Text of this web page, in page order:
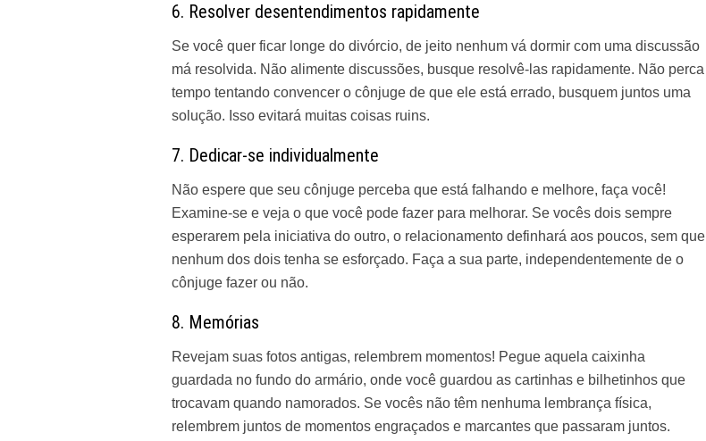
6. Resolver desentendimentos rapidamente
Se você quer ficar longe do divórcio, de jeito nenhum vá dormir com uma discussão
má resolvida. Não alimente discussões, busque resolvê-las rapidamente. Não perca
tempo tentando convencer o cônjuge de que ele está errado, busquem juntos uma
solução. Isso evitará muitas coisas ruins.
7. Dedicar-se individualmente
Não espere que seu cônjuge perceba que está falhando e melhore, faça você!
Examine-se e veja o que você pode fazer para melhorar. Se vocês dois sempre
esperarem pela iniciativa do outro, o relacionamento definhará aos poucos, sem que
nenhum dos dois tenha se esforçado. Faça a sua parte, independentemente de o
cônjuge fazer ou não.
8. Memórias
Revejam suas fotos antigas, relembrem momentos! Pegue aquela caixinha
guardada no fundo do armário, onde você guardou as cartinhas e bilhetinhos que
trocavam quando namorados. Se vocês não têm nenhuma lembrança física,
relembrem juntos de momentos engraçados e marcantes que passaram juntos.